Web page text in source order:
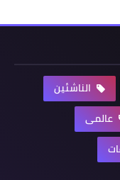
الناشئين
عالمى